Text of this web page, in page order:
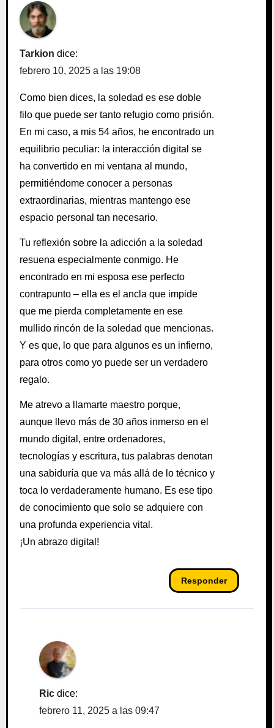
Tarkion dice:
febrero 10, 2025 a las 19:08
Como bien dices, la soledad es ese doble
filo que puede ser tanto refugio como prisión.
En mi caso, a mis 54 años, he encontrado un
equilibrio peculiar: la interacción digital se
ha convertido en mi ventana al mundo,
permitiéndome conocer a personas
extraordinarias, mientras mantengo ese
espacio personal tan necesario.
Tu reflexión sobre la adicción a la soledad
resuena especialmente conmigo. He
encontrado en mi esposa ese perfecto
contrapunto – ella es el ancla que impide
que me pierda completamente en ese
mullido rincón de la soledad que mencionas.
Y es que, lo que para algunos es un infierno,
para otros como yo puede ser un verdadero
regalo.
Me atrevo a llamarte maestro porque,
aunque llevo más de 30 años inmerso en el
mundo digital, entre ordenadores,
tecnologías y escritura, tus palabras denotan
una sabiduría que va más allá de lo técnico y
toca lo verdaderamente humano. Es ese tipo
de conocimiento que solo se adquiere con
una profunda experiencia vital.
¡Un abrazo digital!
Responder
Ric dice:
febrero 11, 2025 a las 09:47